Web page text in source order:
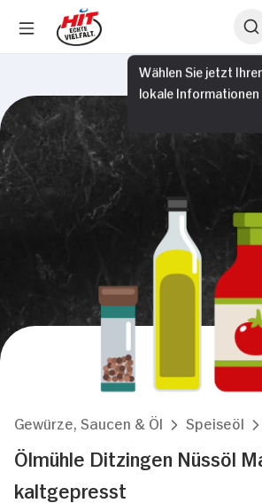
Wählen Sie jetzt
lokale Informationen
Gewürze, Saucen & Öl Speiseöl
Ölmühle Ditzingen Nüssöl
kaltgepresst